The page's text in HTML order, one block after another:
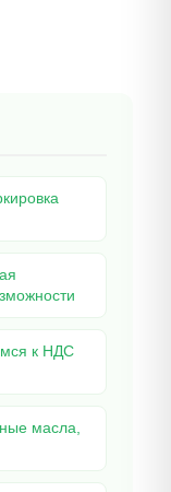
к НДС
масла,